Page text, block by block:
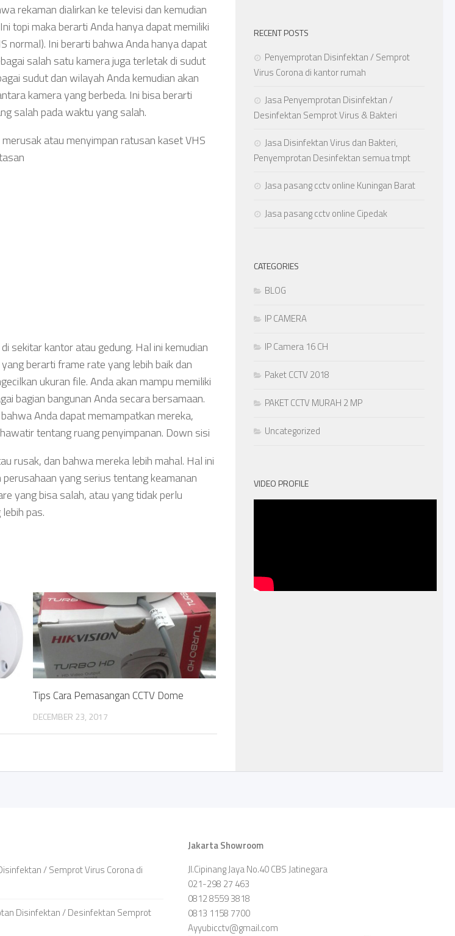
rekaman dialirkan ke televisi dan kemudian
topi maka berarti Anda hanya dapat memiliki
normal). Ini berarti bahwa Anda hanya dapat
salah satu kamera juga terletak di sudut
sudut dan wilayah Anda kemudian akan
kamera yang berbeda. Ini bisa berarti
salah pada waktu yang salah.
atau menyimpan ratusan kaset VHS
sekitar kantor atau gedung. Hal ini kemudian
berarti frame rate yang lebih baik dan
ukuran file. Anda akan mampu memiliki
bagian bangunan Anda secara bersamaan.
Anda dapat memampatkan mereka,
tentang ruang penyimpanan. Down sisi
rusak, dan bahwa mereka lebih mahal. Hal ini
yang serius tentang keamanan
yang bisa salah, atau yang tidak perlu
pas.
Tips Cara Pemasangan CCTV Dome
DECEMBER 23, 2017
RECENT POSTS
Penyemprotan Disinfektan / Semprot
Virus Corona di kantor rumah
Jasa Penyemprotan Disinfektan /
Desinfektan Semprot Virus & Bakteri
Jasa Disinfektan Virus dan Bakteri,
Penyemprotan Desinfektan semua tmpt
Jasa pasang cctv online Kuningan Barat
Jasa pasang cctv online Cipedak
CATEGORIES
BLOG
IP CAMERA
IP Camera 16 CH
Paket CCTV 2018
PAKET CCTV MURAH 2 MP
Uncategorized
VIDEO PROFILE
/ Semprot Virus Corona di
Disinfektan / Desinfektan Semprot
Jakarta Showroom
Jl.Cipinang Jaya No.40 CBS Jatinegara
021-298 27 463
0812 8559 3818
0813 1158 7700
Ayyubicctv@gmail.com